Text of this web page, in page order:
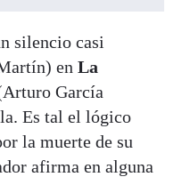
silencio casi
en La
García
Es tal el lógico
la muerte de su
afirma en alguna